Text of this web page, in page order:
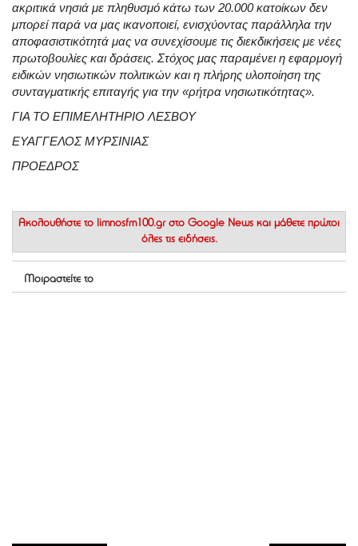
ακριτικά νησιά με πληθυσμό κάτω των 20.000 κατοίκων δεν
μπορεί παρά να μας ικανοποιεί, ενισχύοντας παράλληλα την
αποφασιστικότητά μας να συνεχίσουμε τις διεκδικήσεις με νέες
πρωτοβουλίες και δράσεις. Στόχος μας παραμένει η εφαρμογή
ειδικών νησιωτικών πολιτικών και η πλήρης υλοποίηση της
συνταγματικής επιταγής για την «ρήτρα νησιωτικότητας».
ΓΙΑ ΤΟ ΕΠΙΜΕΛΗΤΗΡΙΟ ΛΕΣΒΟΥ
ΕΥΑΓΓΕΛΟΣ ΜΥΡΣΙΝΙΑΣ
ΠΡΟΕΔΡΟΣ
Ακολουθήστε το limnosfm100.gr στο Google News και μάθετε πρώτοι
όλες τις ειδήσεις.
Μοιραστείτε το